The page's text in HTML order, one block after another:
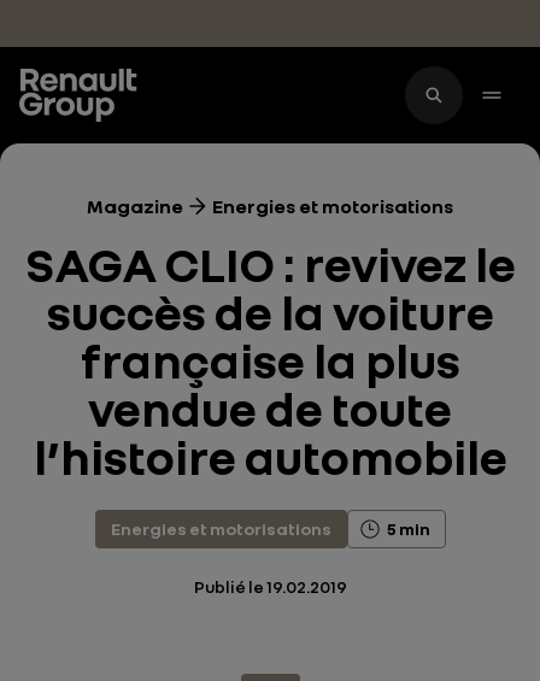
Magazine Energies et motorisations
SAGA CLIO : revivez le
succès de la voiture
française la plus
vendue de toute
l’histoire automobile
Energies et motorisations 5 min
Publié le19.02.2019